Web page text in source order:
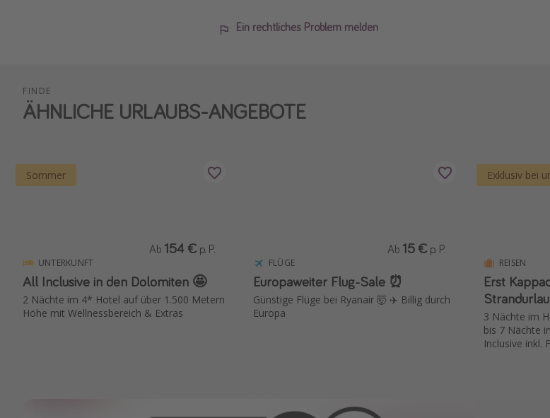
Ein rechtliches Problem melden
FINDE
ÄHNLICHE URLAUBS-ANGEBOTE
Sommer
UNTERKUNFT
All Inclusive in den Dolomiten 🤩
2 Nächte im 4* Hotel auf über 1.500 Metern
Höhe mit Wellnessbereich & Extras
Ab 154 € p. P.
FLÜGE
Europaweiter Flug-Sale ⏰
Günstige Flüge bei Ryanair 🤯 ✈️ Billig durch
Europa
Ab 15 € p. P.
Exklusiv bei
REISEN
Erst
3 Nächte im
bis 7 Nächte
Inclusive inkl.